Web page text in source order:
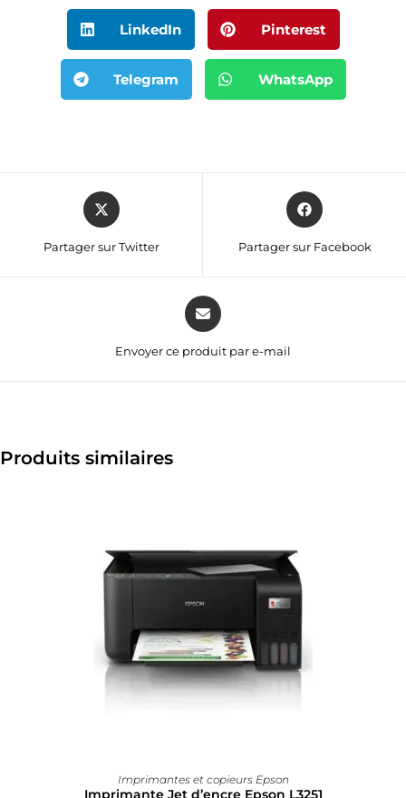
LinkedIn Pinterest
Telegram WhatsApp
Partager sur Twitter Partager sur Facebook
Envoyer ce produit par e-mail
Produits similaires
Imprimantes et copieurs Epson
Imprimante Jet d’encre Epson L3251